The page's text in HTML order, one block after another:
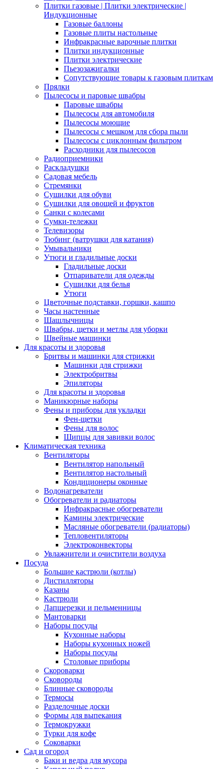
Плитки газовые | Плитки электрические |
Индукционные
Газовые баллоны
Газовые плиты настольные
Инфракрасные варочные плитки
Плитки индукционные
Плитки электрические
Пьезозажигалки
Сопутствующие товары к газовым плиткам
Прялки
Пылесосы и паровые швабры
Паровые швабры
Пылесосы для автомобиля
Пылесосы моющие
Пылесосы с мешком для сбора пыли
Пылесосы с циклонным фильтром
Расходники для пылесосов
Радиоприемники
Раскладушки
Садовая мебель
Стремянки
Сушилки для обуви
Сушилки для овощей и фруктов
Санки с колесами
Сумки-тележки
Телевизоры
Тюбинг (ватрушки для катания)
Умывальники
Утюги и гладильные доски
Гладильные доски
Отпариватели для одежды
Сушилки для белья
Утюги
Цветочные подставки, горшки, кашпо
Часы настенные
Шашлычницы
Швабры, щетки и метлы для уборки
Швейные машинки
Для красоты и здоровья
Бритвы и машинки для стрижки
Машинки для стрижки
Электробритвы
Эпиляторы
Для красоты и здоровья
Маникюрные наборы
Фены и приборы для укладки
Фен-щетки
Фены для волос
Щипцы для завивки волос
Климатическая техника
Вентиляторы
Вентилятор напольный
Вентилятор настольный
Кондиционеры оконные
Водонагреватели
Обогреватели и радиаторы
Инфракрасные обогреватели
Камины электрические
Масляные обогреватели (радиаторы)
Тепловентиляторы
Электроконвекторы
Увлажнители и очистители воздуха
Посуда
Большие кастрюли (котлы)
Дистилляторы
Казаны
Кастрюли
Лапшерезки и пельменницы
Мантоварки
Наборы посуды
Кухонные наборы
Наборы кухонных ножей
Наборы посуды
Столовые приборы
Скороварки
Сковороды
Блинные сковороды
Термосы
Разделочные доски
Формы для выпекания
Термокружки
Турки для кофе
Соковарки
Сад и огород
Баки и ведра для мусора